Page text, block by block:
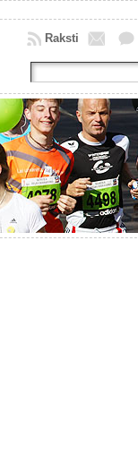
Raksti